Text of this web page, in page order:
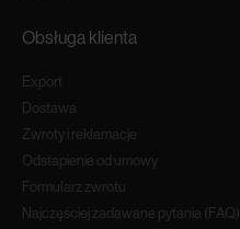
Obsługa klienta
Export
Dostawa
Zwroty i reklamacje
Odstapienie od umowy
Formularz zwrotu
Najczęściej zadawane pytania (FAQ)